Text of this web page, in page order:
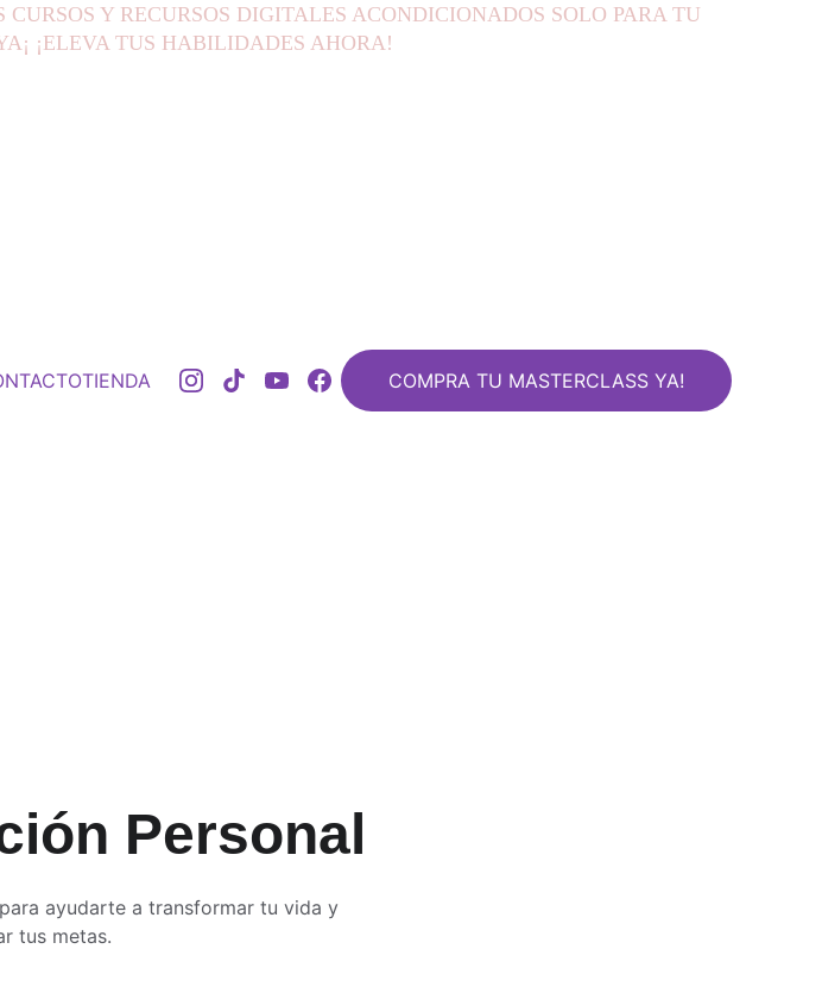
Y RECURSOS DIGITALES ACONDICIONADOS SOLO PARA TU
¡ELEVA TUS HABILIDADES AHORA!
TIENDA COMPRA TU MASTERCLASS YA!
Personal
ayudarte a transformar tu vida y
tus metas.